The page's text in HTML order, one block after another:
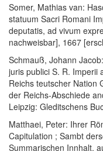
Somer, Mathias van:
statuum Sacri Romani
deputatis, ad vivum
nachweisbar], 1667
Schmauß, Johann Jacob:
juris publici S. R. Imperii
Reichs teutscher Nation
der Reichs-Abschiede
Leipzig: Gleditschens
Matthaei, Peter: Ihrer
Capitulation ; Sambt
Summarischen Innhalt,